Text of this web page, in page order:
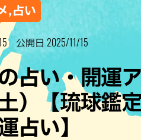
ステー
その他
,占い
公開日 2025/11/15
占い・開運
）【琉球鑑
占い】